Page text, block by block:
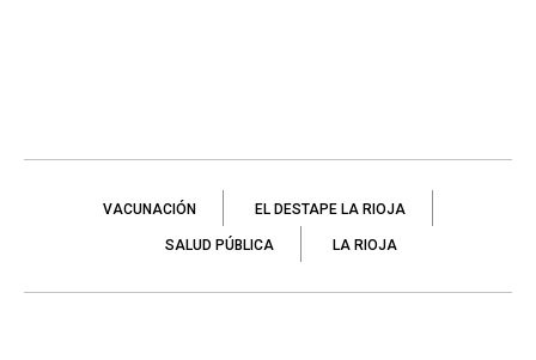
VACUNACIÓN EL DESTAPE LA RIOJA
SALUD PÚBLICA LA RIOJA